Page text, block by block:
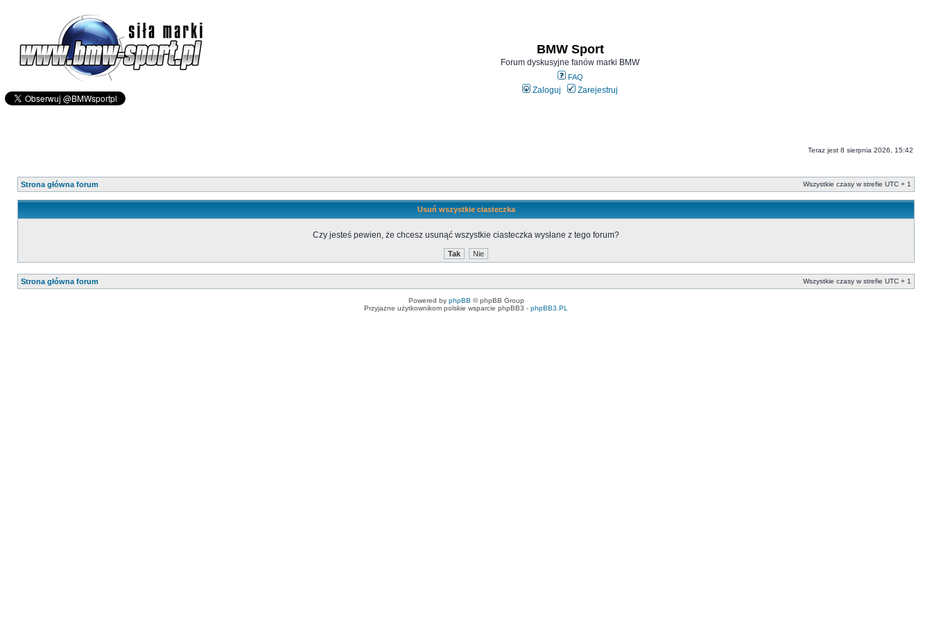
BMW Sport
Forum dyskusyjne fanów marki BMW
FAQ
Zaloguj Zarejestruj
Teraz jest 8 sierpnia 2026, 15:42
Strona główna forum Wszystkie czasy w strefie UTC + 1
Usuń wszystkie ciasteczka
Czy jesteś pewien, że chcesz usunąć wszystkie ciasteczka wysłane z tego forum?
Strona główna forum Wszystkie czasy w strefie UTC + 1
Powered by phpBB © phpBB Group
Przyjazne użytkownikom polskie wsparcie phpBB3 - phpBB3.PL